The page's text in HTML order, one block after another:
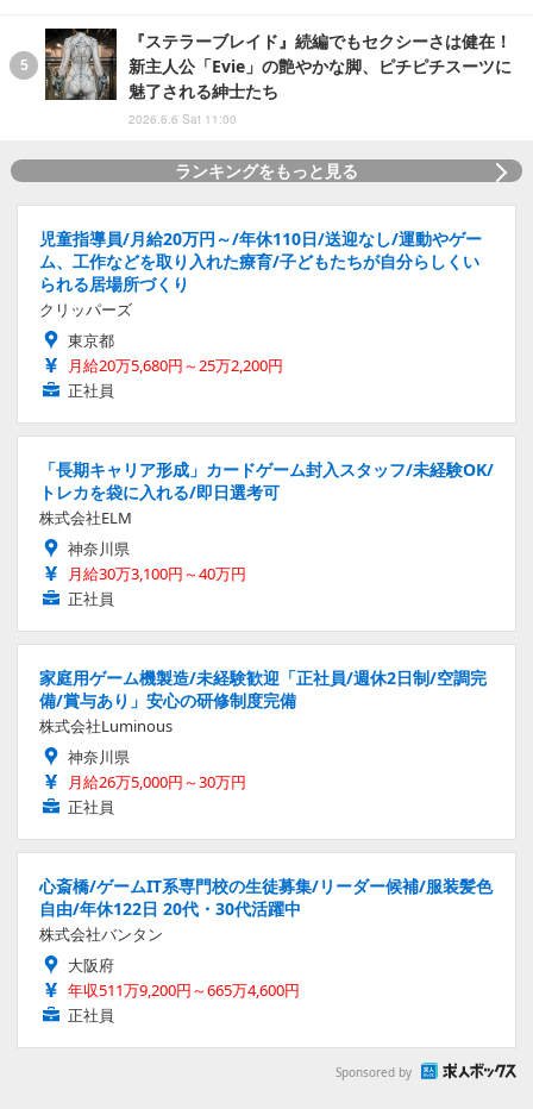
『ステラーブレイド』続編でもセクシーさは健在！
新主人公「Evie」の艶やかな脚、ピチピチスーツに
魅了される紳士たち
2026.6.6 Sat 11:00
ランキングをもっと見る
児童指導員/月給20万円～/年休110日/送迎なし/運動やゲー
ム、工作などを取り入れた療育/子どもたちが自分らしくい
られる居場所づくり
クリッパーズ
東京都
月給20万5,680円～25万2,200円
正社員
「長期キャリア形成」カードゲーム封入スタッフ/未経験OK/
トレカを袋に入れる/即日選考可
株式会社ELM
神奈川県
月給30万3,100円～40万円
正社員
家庭用ゲーム機製造/未経験歓迎「正社員/週休2日制/空調完
備/賞与あり」安心の研修制度完備
株式会社Luminous
神奈川県
月給26万5,000円～30万円
正社員
心斎橋/ゲームIT系専門校の生徒募集/リーダー候補/服装髪色
自由/年休122日 20代・30代活躍中
株式会社バンタン
大阪府
年収511万9,200円～665万4,600円
正社員
Sponsored by